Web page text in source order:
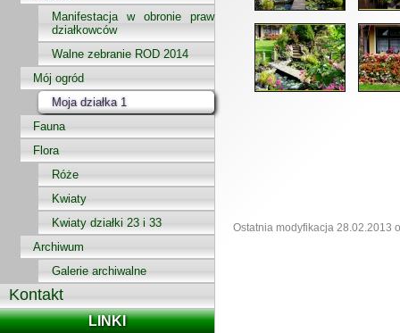
Manifestacja w obronie praw
działkowców
Walne zebranie ROD 2014
Mój ogród
Moja działka 1
Fauna
Flora
Róże
Kwiaty
Kwiaty działki 23 i 33
Archiwum
Galerie archiwalne
Kontakt
LINKI
Ostatnia modyfikacja 28.02.2013